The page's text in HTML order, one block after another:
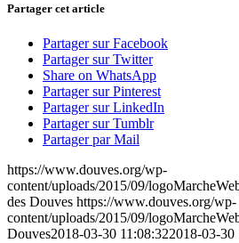
Partager cet article
Partager sur Facebook
Partager sur Twitter
Share on WhatsApp
Partager sur Pinterest
Partager sur LinkedIn
Partager sur Tumblr
Partager par Mail
https://www.douves.org/wp-
content/uploads/2015/09/
des Douves https://www.douves.org/wp-
content/uploads/2015/09/
Douves2018-03-30 11:08:322018-03-30